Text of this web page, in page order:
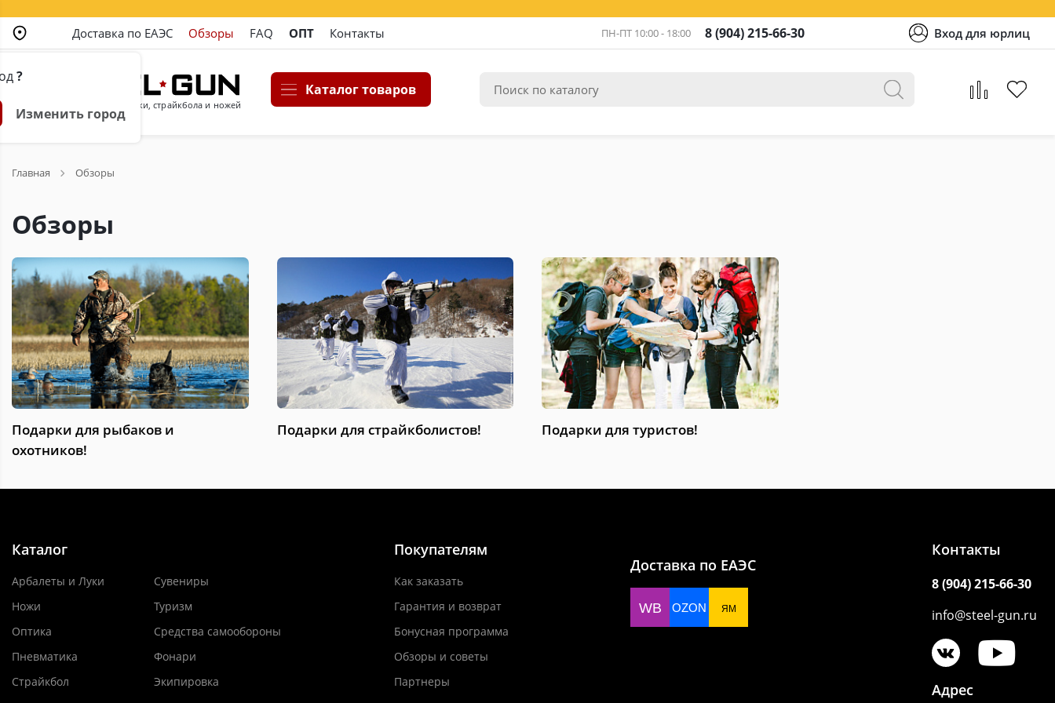
?
Изменить город
Доставка по ЕАЭС Обзоры FAQ ОПТ Контакты ПН-ПТ 10:00 - 18:00 8 (904) 215-66-30 Вход для юрлиц
Магазин пневматики, страйкбола и ножей
Каталог товаров
Главная Обзоры
Обзоры
Подарки для рыбаков и
охотников!
Подарки для страйкболистов! Подарки для туристов!
Каталог
Арбалеты и Луки
Ножи
Оптика
Пневматика
Страйкбол
Сувениры
Туризм
Средства самообороны
Фонари
Экипировка
Покупателям
Как заказать
Гарантия и возврат
Бонусная программа
Обзоры и советы
Партнеры
Доставка по ЕАЭС
WB OZON ЯМ
Контакты
8 (904) 215-66-30
info@steel-gun.ru
Адрес